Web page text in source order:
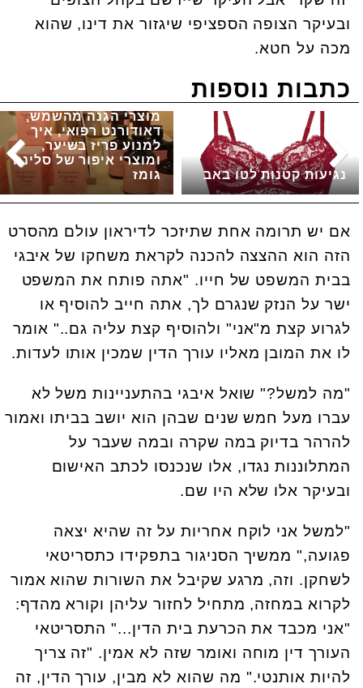
ובעיקר הצופה הספציפי שיגזור את דינו, שהוא
מכה על חטא.
כתבות נוספות
מוצרי הגנה מהשמש,
דאודורנט רפואי, איך
למנוע פריז בשיער,
ומוצרי איפור של סלינה
גומז
נגיעות קטנות לטו באב
אם יש תרומה אחת שתיזכר לדיראון עולם מהסרט
הזה הוא ההצצה להכנה לקראת משחקו של איבגי
בבית המשפט של חייו. "אתה פותח את המשפט
ישר על הנזק שנגרם לך, אתה חייב להוסיף או
לגרוע קצת מ"אני" ולהוסיף קצת עליה גם.." אומר
לו את המובן מאליו עורך הדין שמכין אותו לעדות.
"מה למשל?" שואל איבגי בהתעניינות משל לא
עברו מעל חמש שנים שבהן הוא יושב בביתו ואמור
להרהר בדיוק במה שקרה ובמה שעבר על
המתלוננות נגדו, אלו שנכנסו לכתב האישום
ובעיקר אלו שלא היו שם.
"למשל אני לוקח אחריות על זה שהיא יצאה
פגועה," ממשיך הסניגור בתפקידו כתסריטאי
לשחקן. וזה, מרגע שקיבל את השורות שהוא אמור
לקרוא במחזה, מתחיל לחזור עליהן וקורא מהדף:
"אני מכבד את הכרעת בית הדין..." התסריטאי
העורך דין מוחה ואומר שזה לא אמין. "זה צריך
להיות אותנטי." מה שהוא לא מבין, עורך הדין, זה